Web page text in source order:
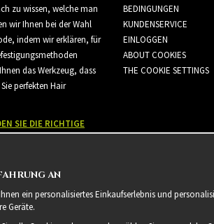
zu wissen, welche man
wir Ihnen bei der Wahl
indem wir erklären, für
das Werkzeug, dass
perfekten Hair
SIE DIE RICHTIGE
BEDINGUNGEN
KUNDENSERVICE
EINLOGGEN
ABOUT COOKIES
THE COOKIE SETTINGS
AN
ein personalisiertes Einkaufserlebnis und
Geräte.